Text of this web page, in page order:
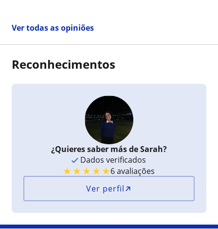
Ver todas as opiniões
Reconhecimentos
¿Quieres saber más de Sarah?
Dados verificados
★★★★★6 avaliações
Ver perfil